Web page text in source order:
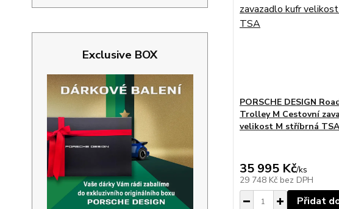
Exclusive BOX
PORSCHE DESIGN
Trolley M Cestovní
velikost M stříbrná TSA
35 995 Kč/ks
29 748 Kč bez DPH
Přidat